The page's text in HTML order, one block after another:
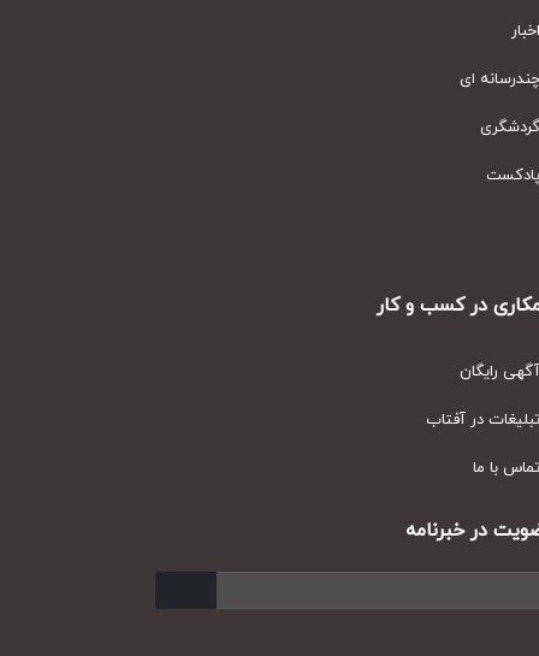
ای
در کسب و کار
رایگان
در آفتاب
با ما
در خبرنامه